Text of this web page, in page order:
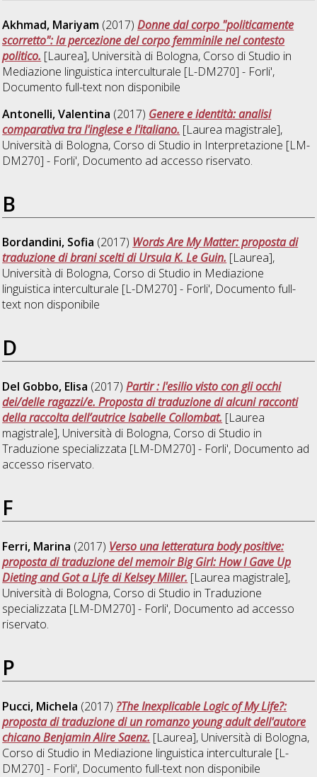
Akhmad, Mariyam (2017)Donne dal corpo "politicamente
scorretto": la percezione del corpo femminile nel contesto
politico. [Laurea], Università di Bologna, Corso di Studio in
Mediazione linguistica interculturale [L-DM270] - Forli',
Documento full-text non disponibile
Antonelli, Valentina (2017) Genere e identità: analisi
comparativa tra l'inglese e l'italiano. [Laurea magistrale],
Università di Bologna, Corso di Studio in Interpretazione [LM-
DM270] - Forli', Documento ad accesso riservato.
B
Bordandini, Sofia (2017) Words Are My Matter: proposta di
traduzione di brani scelti di Ursula K. Le Guin. [Laurea],
Università di Bologna, Corso di Studio in Mediazione
linguistica interculturale [L-DM270] - Forli', Documento full-
text non disponibile
D
Del Gobbo, Elisa (2017)Partir : l'esilio visto con gli occhi
dei/delle ragazzi/e. Proposta di traduzione di alcuni racconti
della raccolta dell’autrice Isabelle Collombat. [Laurea
magistrale], Università di Bologna, Corso di Studio in
Traduzione specializzata [LM-DM270] - Forli', Documento ad
accesso riservato.
F
Ferri, Marina (2017) Verso una letteratura body positive:
proposta di traduzione del memoir Big Girl: How I Gave Up
Dieting and Got a Life di Kelsey Miller. [Laurea magistrale],
Università di Bologna, Corso di Studio inTraduzione
specializzata [LM-DM270] - Forli', Documento ad accesso
riservato.
P
Pucci, Michela (2017) ?The Inexplicable Logic of My Life?:
proposta di traduzione di un romanzo young adult dell'autore
chicano Benjamin Alire Saenz. [Laurea], Università di Bologna,
Corso di Studio in Mediazione linguistica interculturale [L-
DM270] - Forli', Documento full-text non disponibile